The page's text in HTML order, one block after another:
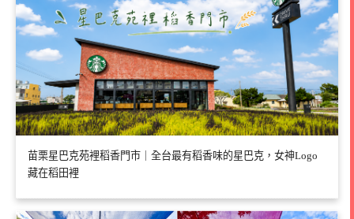
苗栗星巴克苑裡稻香門市｜全台最有稻香味的星巴克，女神Logo
藏在稻田裡